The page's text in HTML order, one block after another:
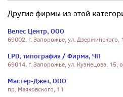
Другие фирмы из этой
Велес Центр, ООО
69002, г. Запорожье, ул. Дзержинского,
LPD, типография / Фирма, ЧП
69014, г. Запорожье, ул. Кузнецова, 15,
Мастер-Джет, ООО
пр. Маяковского, 11